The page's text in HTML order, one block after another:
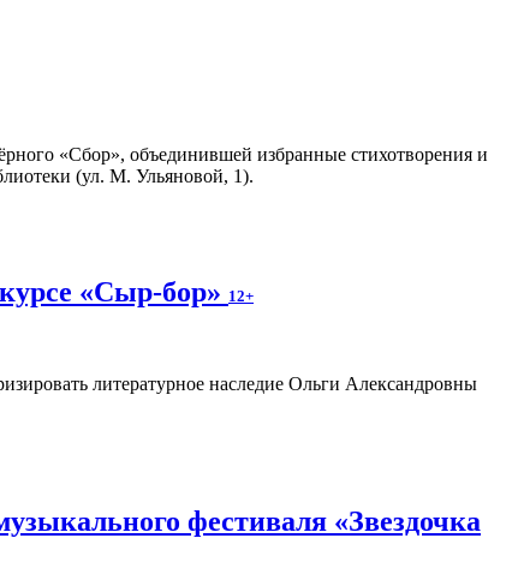
«Сбор», объединившей избранные стихотворения и
(ул. М. Ульяновой, 1).
«Сыр-бор» 12+
литературное наследие Ольги Александровны
фестиваля «Звездочка